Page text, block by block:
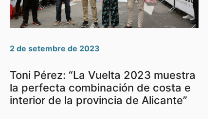
2 de setembre de 2023
Toni Pérez: “La Vuelta 2023 muestra
la perfecta combinación de costa e
interior de la provincia de Alicante”